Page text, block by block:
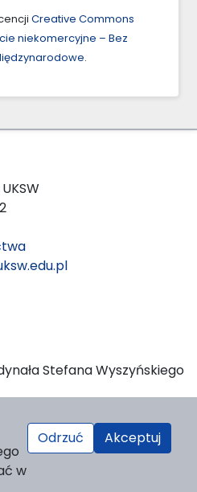
Creative Commons
niekomercyjne – Bez
.
Stefana Wyszyńskiego
PKP
w
Odrzuć Akceptuj